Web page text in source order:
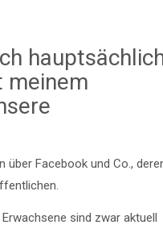
meinem
über Facebook und Co.,
sind zwar aktuell